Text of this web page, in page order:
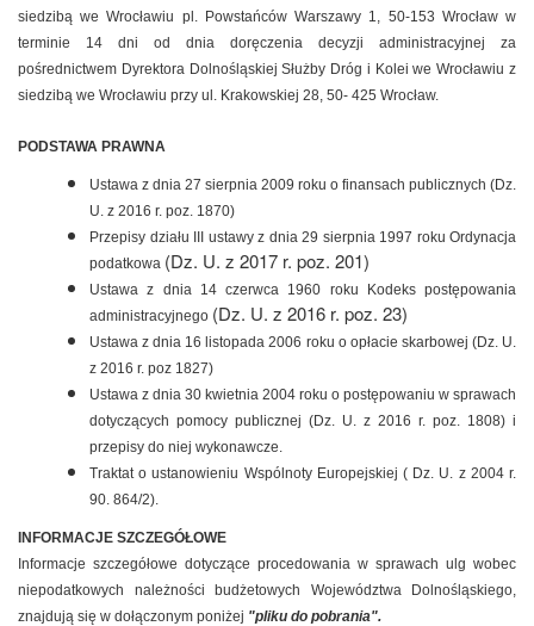
siedzibą we Wrocławiu pl. Powstańców Warszawy 1, 50-153 Wrocław w
terminie 14 dni od dnia doręczenia decyzji administracyjnej za
pośrednictwem Dyrektora Dolnośląskiej Służby Dróg i Kolei we Wrocławiu z
siedzibą we Wrocławiu przy ul. Krakowskiej 28, 50- 425 Wrocław.
PODSTAWA PRAWNA
Ustawa z dnia 27 sierpnia 2009 roku o finansach publicznych (Dz.
U. z 2016 r. poz. 1870)
Przepisy działu III ustawy z dnia 29 sierpnia 1997 roku Ordynacja
podatkowa (Dz. U. z 2017 r. poz. 201)
Ustawa z dnia 14 czerwca 1960 roku Kodeks postępowania
administracyjnego (Dz. U. z 2016 r. poz. 23)
Ustawa z dnia 16 listopada 2006 roku o opłacie skarbowej (Dz. U.
z 2016 r. poz 1827)
Ustawa z dnia 30 kwietnia 2004 roku o postępowaniu w sprawach
dotyczących pomocy publicznej (Dz. U. z 2016 r. poz. 1808) i
przepisy do niej wykonawcze.
Traktat o ustanowieniu Wspólnoty Europejskiej ( Dz. U. z 2004 r.
90. 864/2).
INFORMACJE SZCZEGÓŁOWE
Informacje szczegółowe dotyczące procedowania w sprawach ulg wobec
niepodatkowych należności budżetowych Województwa Dolnośląskiego,
znajdują się w dołączonym poniżej "pliku do pobrania".